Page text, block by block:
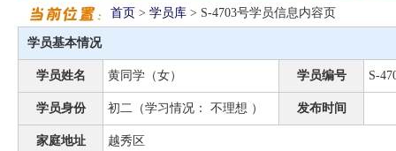
首页 > 学员库 > S-4703号学员信息内容页
学员基本情况
学员姓名 黄同学（女） 学员编号 S-
学员身份 初二（学习情况： 不理想 ） 发布时间
家庭地址 越秀区